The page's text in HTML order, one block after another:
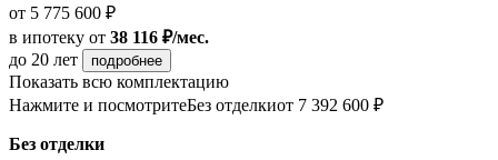
от 5 775 600 ₽
в ипотеку от 38 116 ₽/мес.
до 20 лет
подробнее
Показать всю комплектацию
Нажмите и посмотритеБез отделкиот 7 392 600 ₽
Без отделки